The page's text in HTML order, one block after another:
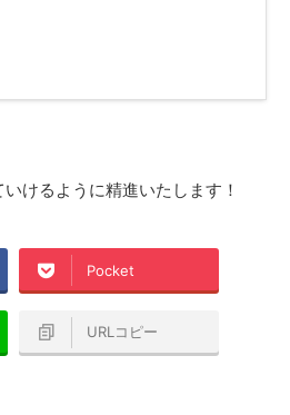
けるように精進いたします！
Pocket
URLコピー